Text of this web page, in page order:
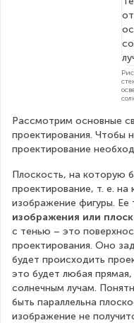
Рассмотрим основные
проектирования. Чтобы
проектирование
Плоскость, на которую
проектирование, т. е. на
изображение фигуры. Ее
изображения или
с тенью – это
проектирования. Оно
будет происходить
это будет любая
солнечным лучам.
быть параллельна
изображение не